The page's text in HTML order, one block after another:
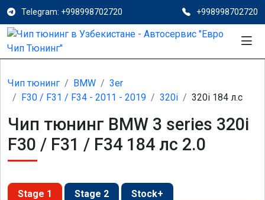
Telegram: +998998702720 +998998702720
Чип тюнинг BMW
3er
F30 / F31 / F34 - 2011 - 2019
320i 320i 184 л.с
Чип тюнинг BMW 3 series 320i
F30 / F31 / F34 184 лс 2.0
Stage 1 Stage 2 Stock+